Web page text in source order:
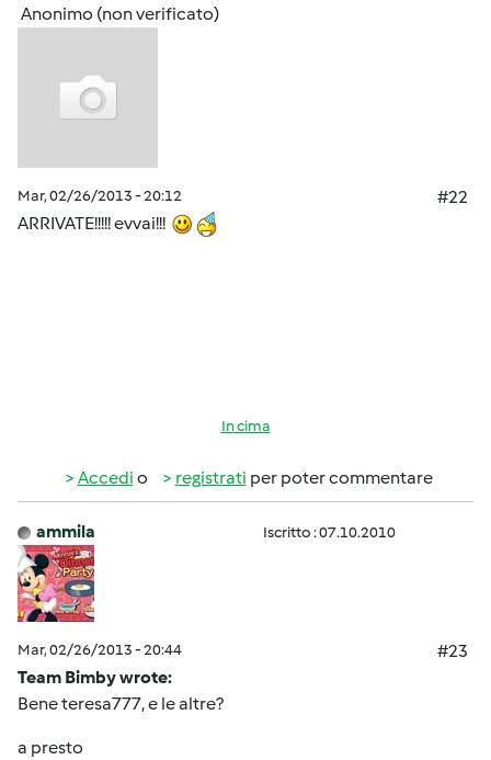
Anonimo (non verificato)
Mar, 02/26/2013 - 20:12
#22
ARRIVATE!!!!! evvai!!!
In cima
Accedi o registrati per poter commentare
ammila Iscritto : 07.10.2010
Mar, 02/26/2013 - 20:44
#23
Team Bimby wrote:
Bene teresa777, e le altre?
a presto